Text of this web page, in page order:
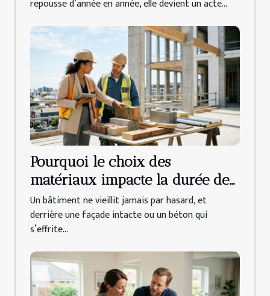
repousse d’année en année, elle devient un acte...
Pourquoi le choix des
matériaux impacte la durée de
vie d’un bâtiment
Un bâtiment ne vieillit jamais par hasard, et
derrière une façade intacte ou un béton qui
s’effrite...